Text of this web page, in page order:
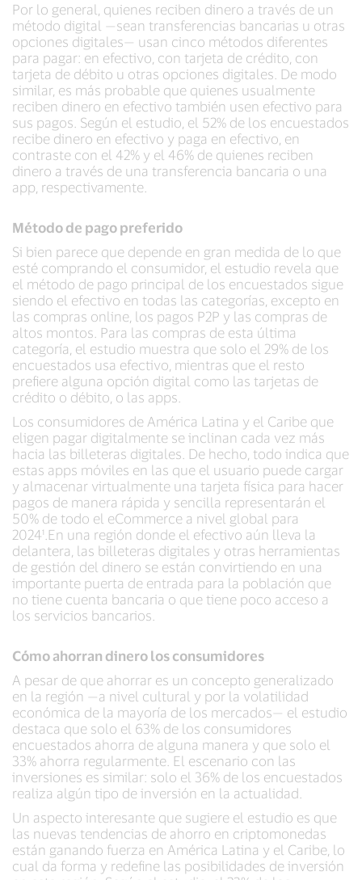
Por lo general, quienes reciben dinero a través de un
método digital —sean transferencias bancarias u otras
opciones digitales— usan cinco métodos diferentes
para pagar: en efectivo, con tarjeta de crédito, con
tarjeta de débito u otras opciones digitales. De modo
similar, es más probable que quienes usualmente
reciben dinero en efectivo también usen efectivo para
sus pagos. Según el estudio, el 52% de los encuestados
recibe dinero en efectivo y paga en efectivo, en
contraste con el 42% y el 46% de quienes reciben
dinero a través de una transferencia bancaria o una
app, respectivamente.
Método de pago preferido
Si bien parece que depende en gran medida de lo que
esté comprando el consumidor, el estudio revela que
el método de pago principal de los encuestados sigue
siendo el efectivo en todas las categorías, excepto en
las compras online, los pagos P2P y las compras de
altos montos. Para las compras de esta última
categoría, el estudio muestra que solo el 29% de los
encuestados usa efectivo, mientras que el resto
prefiere alguna opción digital como las tarjetas de
crédito o débito, o las apps.
Los consumidores de América Latina y el Caribe que
eligen pagar digitalmente se inclinan cada vez más
hacia las billeteras digitales. De hecho, todo indica que
estas apps móviles en las que el usuario puede cargar
y almacenar virtualmente una tarjeta física para hacer
pagos de manera rápida y sencilla representarán el
50% de todo el eCommerce a nivel global para
2024¹.En una región donde el efectivo aún lleva la
delantera, las billeteras digitales y otras herramientas
de gestión del dinero se están convirtiendo en una
importante puerta de entrada para la población que
no tiene cuenta bancaria o que tiene poco acceso a
los servicios bancarios.
Cómo ahorran dinero los consumidores
A pesar de que ahorrar es un concepto generalizado
en la región —a nivel cultural y por la volatilidad
económica de la mayoría de los mercados— el estudio
destaca que solo el 63% de los consumidores
encuestados ahorra de alguna manera y que solo el
33% ahorra regularmente. El escenario con las
inversiones es similar: solo el 36% de los encuestados
realiza algún tipo de inversión en la actualidad.
Un aspecto interesante que sugiere el estudio es que
las nuevas tendencias de ahorro en criptomonedas
están ganando fuerza en América Latina y el Caribe, lo
cual da forma y redefine las posibilidades de inversión